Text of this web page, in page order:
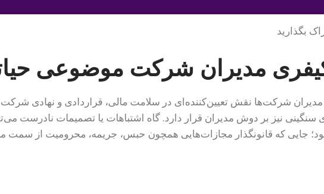
بگذارید
مدیران شرکت موضوعی
شرکت‌ها نقش تعیین‌کننده‌ای در سلامت مالی، قراردادی و نهادی شرکت
نیز بر دوش مدیران قرار دارد. گاه اشتباهات یا تصمیمات نادرست
جایی که قانونگذار مجازات‌هایی همچون حبس، جریمه، محرومیت از سمت